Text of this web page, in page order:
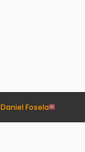
Daniel Fosela